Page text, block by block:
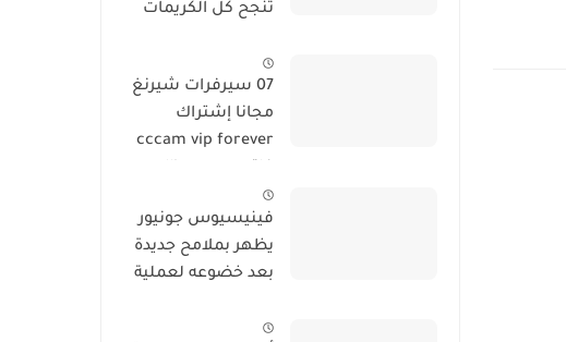
تنجح كل الكريمات
07 سيرفرات شيرنغ
مجانا إشتراك
cccam vip forever
2024
فينيسيوس جونيور
يظهر بملامح جديدة
بعد خضوعه لعملية
(صور)